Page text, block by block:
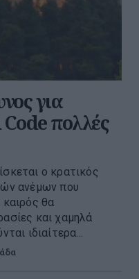
για
πολλές
ο κρατικός
ανέμων που
θα
και χαμηλά
ιδιαίτερα...